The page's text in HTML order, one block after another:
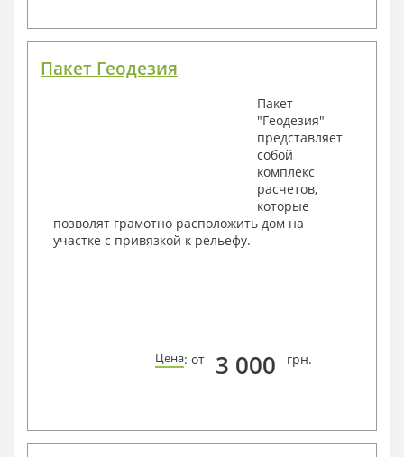
Пакет Геодезия
Пакет
"Геодезия"
представляет
собой
комплекс
расчетов,
которые
позволят грамотно расположить дом на
участке с привязкой к рельефу.
Цена: от 3 000 грн.